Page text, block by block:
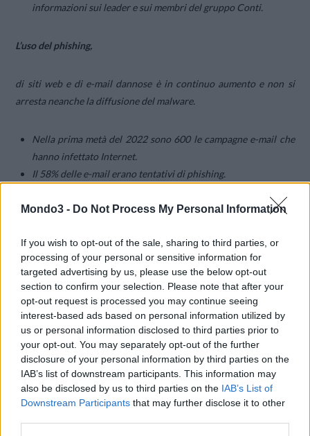
Mondo3 - Do Not Process My Personal Information
If you wish to opt-out of the sale, sharing to third parties, or
processing of your personal or sensitive information for
targeted advertising by us, please use the below opt-out
section to confirm your selection. Please note that after your
opt-out request is processed you may continue seeing
interest-based ads based on personal information utilized by
us or personal information disclosed to third parties prior to
your opt-out. You may separately opt-out of the further
disclosure of your personal information by third parties on the
IAB’s list of downstream participants. This information may
also be disclosed by us to third parties on the IAB’s List of
Downstream Participants that may further disclose it to other
informazioni sui leader e sui membri del gruppo Conti.
L’uso del phishing,
di siti web e di e-mail dannose è in continuo aumento e non si
arresta neanche la diffusione del malware.
Nella prima metà del 2022 sono 600 le campagne e-mail che
hanno infettato Internet.
Il 58% delle e-mail erano tentativi di phishing.
Il mondo del business è sempre più distribuito; nel secondo
effettuato un tentativo di accesso a URL pericolosi.
Un numero sempre più alto di criminali si dedica allecriptovalute
e alle piattaforme finanziarie decentralizzate. Sfruttando i difetti
nei contratti smart o appropriandosi di frasi e password per il
ripristino dei dati tramite malware o tentativi di phishing, gli
hacker si insinuano nei portafogli e nei sistemi di scambio delle
criptovalute.
A partire dal 2012, gli attacchi informatici hanno causato
perdite per oltre 60 miliardi di dollari in valute DeFi.